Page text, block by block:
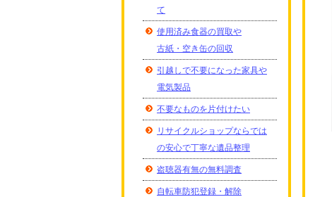
て
使用済み食器の買取や
古紙・空き缶の回収
引越しで不要になった家具や
電気製品
不要なものを片付けたい
リサイクルショップならでは
の安心で丁寧な遺品整理
盗聴器有無の無料調査
自転車防犯登録・解除